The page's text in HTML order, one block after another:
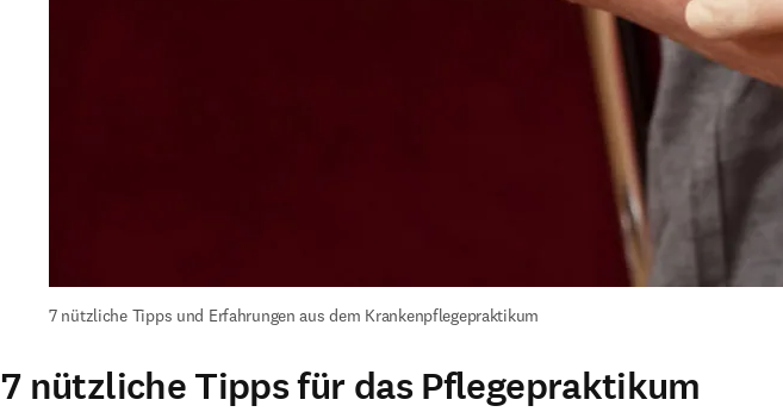
7 nützliche Tipps und Erfahrungen aus dem Krankenpflegepraktikum
7 nützliche Tipps für das Pflegepraktikum